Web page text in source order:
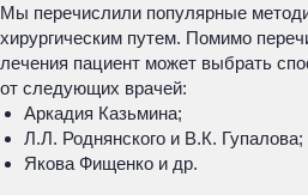
Мы перечислили популярные
хирургическим путем. Помимо
лечения пациент может выбрать
от следующих врачей:
Аркадия Казьмина;
Л.Л. Роднянского и В.К. Гупалова;
Якова Фищенко и др.